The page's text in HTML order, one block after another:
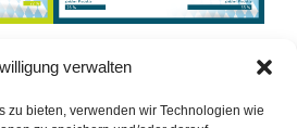
verwalten
zu bieten, verwenden wir Technologien wie
2023